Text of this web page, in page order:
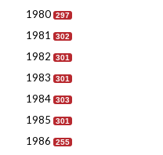
1980 297
1981 302
1982 301
1983 301
1984 303
1985 301
1986 255